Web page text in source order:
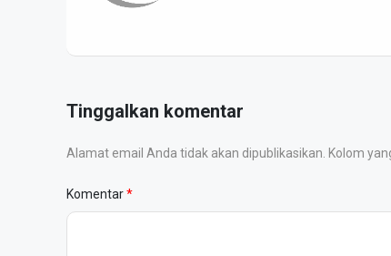
Tinggalkan komentar
Alamat email Anda tidak akan dipublikasikan. Kolom
Komentar